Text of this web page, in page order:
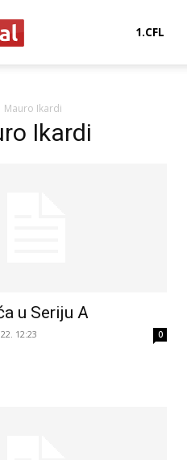
1.CFL
Mauro Ikardi
Ikardi
u Seriju A
12:23 0